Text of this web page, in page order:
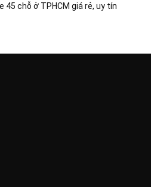
45 chỗ ở TPHCM giá rẻ, uy tín